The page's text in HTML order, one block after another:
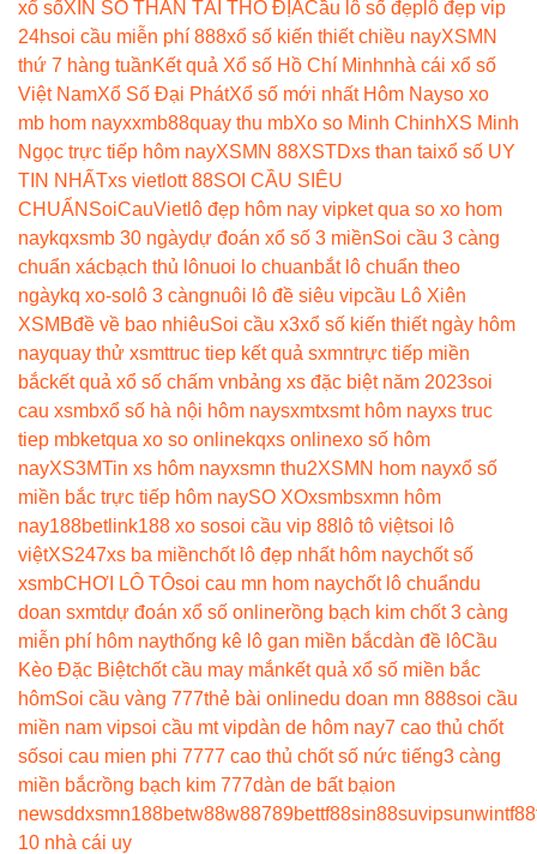
xổ sốXIN SỐ THẦN TÀI THỔ ĐỊACầu lô số đẹp lô đẹp vip
24hsoi cầu miễn phí 888xổ số kiến thiết chiều nayXSMN
thứ 7 hàng tuầnKết quả Xổ số Hồ Chí Minhnhà cái xổ số
Việt NamXổ Số Đại PhátXổ số mới nhất Hôm Nayso xo
mb hom nayxxmb88quay thu mbXo so Minh ChinhXS Minh
Ngọc trực tiếp hôm nayXSMN 88XSTDxs than taixổ số UY
TIN NHẤTxs vietlott 88SOI CẦU SIÊU
CHUẨN SoiCauVietlô đẹp hôm nay vipket qua so xo hom
naykqxsmb 30 ngàydự đoán xổ số 3 miềnSoi cầu 3 càng
chuẩn xácbạch thủ lônuoi lo chuanbắt lô chuẩn theo
ngàykq xo-so lô 3 càngnuôi lô đề siêu vipcầu Lô Xiên
XSMBđề về bao nhiêuSoi cầu x3xổ số kiến thiết ngày hôm
nayquay thử xsmttruc tiep kết quả sxmntrực tiếp miền
bắckết quả xổ số chấm vnbảng xs đặc biệt năm 2023soi
cau xsmbxổ số hà nội hôm naysxmtxsmt hôm nayxs truc
tiep mbketqua xo so onlinekqxs onlinexo số hôm
nayXS3MTin xs hôm nayxsmn thu2XSMN hom nayxổ số
miền bắc trực tiếp hôm naySO XOxsmbsxmn hôm
nay188betlink188 xo sosoi cầu vip 88 lô tô việtsoi lô
việtXS247xs ba miềnchốt lô đẹp nhất hôm naychốt số
xsmbCHƠI LÔ TÔsoi cau mn hom naychốt lô chuẩndu
doan sxmtdự đoán xổ số onlinerồng bạch kim chốt 3 càng
miễn phí hôm naythống kê lô gan miền bắcdàn đề lôCầu
Kèo Đặc Biệtchốt cầu may mắnkết quả xổ số miền bắc
hômSoi cầu vàng 777thẻ bài onlinedu doan mn 888soi cầu
miền nam vipsoi cầu mt vipdàn de hôm nay7 cao thủ chốt
sốsoi cau mien phi 7777 cao thủ chốt số nức tiếng3 càng
miền bắcrồng bạch kim 777dàn de bất bạion
newsddxsmn188betw88w88789bettf88sin88suvipsunwintf88
10 nhà cái uy